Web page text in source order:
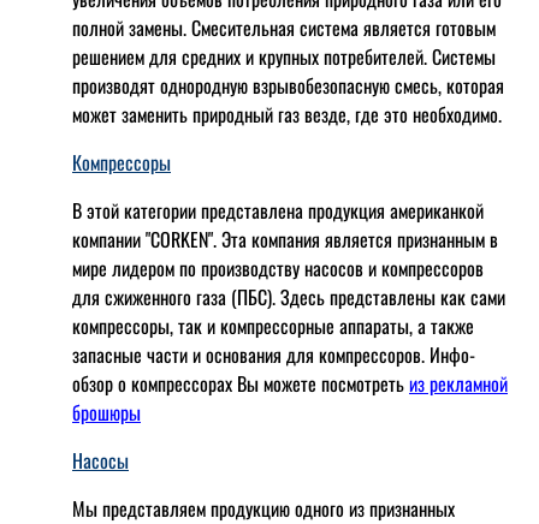
полной замены. Смесительная система является готовым
решением для средних и крупных потребителей. Системы
производят однородную взрывобезопасную смесь, которая
может заменить природный газ везде, где это необходимо.
Компрессоры
В этой категории представлена продукция американкой
компании "CORKEN". Эта компания является признанным в
мире лидером по производству насосов и компрессоров
для сжиженного газа (ПБС). Здесь представлены как сами
компрессоры, так и компрессорные аппараты, а также
запасные части и основания для компрессоров. Инфо-
обзор о компрессорах Вы можете посмотретьиз рекламной
брошюры
Насосы
Мы представляем продукцию одного из признанных